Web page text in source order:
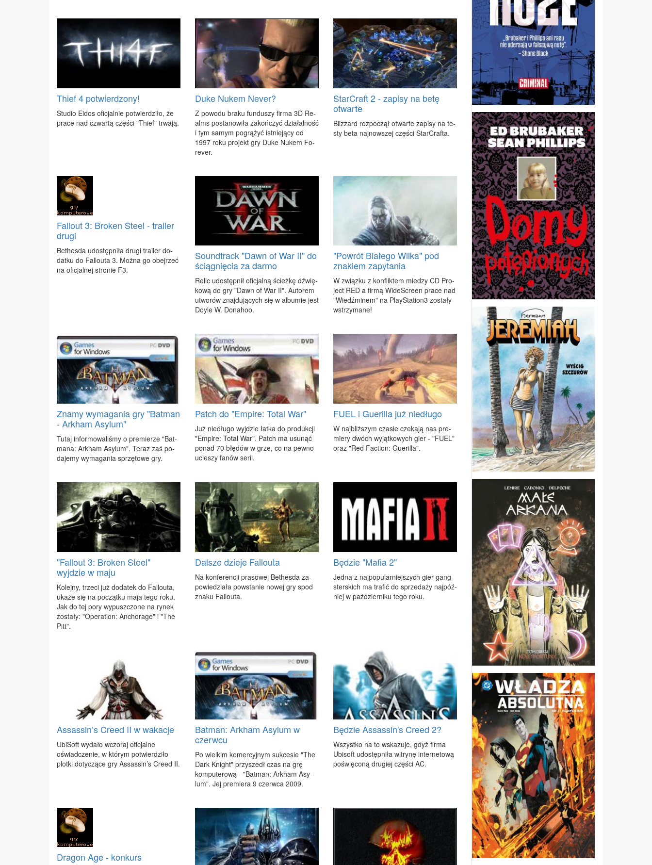
Thief 4 potwierdzony!
Stu­dio Eidos ofi­cjal­nie po­twier­dzi­ło, że
pra­ce nad czwar­tą czę­ści "Thief" trwa­ją.
Duke Nukem Never?
Z po­wo­du bra­ku fun­du­szy fir­ma 3D Re­
alms po­sta­no­wi­ła za­koń­czyć dzia­łal­ność
i tym sa­mym po­grą­żyć ist­nie­ją­cy od
1997 ro­ku pro­jekt gry Du­ke Nu­kem Fo­
re­ver.
StarCraft 2 - zapisy na betę
otwarte
Bliz­zard roz­po­czął otwar­te za­pi­sy na te­
sty be­ta naj­now­szej czę­ści Star­Cra­fta.
Fallout 3: Broken Steel - trailer
drugi
Be­thes­da udo­stęp­ni­ła dru­gi tra­iler do­
dat­ku do Fal­lo­uta 3. Moż­na go obej­rzeć
na ofi­cjal­nej stro­nie F3.
Soundtrack "Dawn of War II" do
ściągnięcia za darmo
Re­lic udo­stęp­nił ofi­cjal­ną ścież­kę dźwię­
ko­wą do gry "Dawn of War II". Au­to­rem
utwo­rów znaj­du­ją­cych się w al­bu­mie jest
Doy­le W. Do­na­hoo.
"Powrót Białego Wilka" pod
znakiem zapytania
W związ­ku z kon­flik­tem mie­dzy CD Pro­
ject RED a fir­mą Wi­de­Scre­en pra­ce nad
"Wiedź­mi­nem" na Play­Sta­tio­n3 zo­sta­ły
wstrzy­ma­ne!
Znamy wymagania gry "Batman
- Arkham Asylum"
Tu­taj in­for­mo­wa­li­śmy o pre­mie­rze "Bat­
ma­na: Ar­kham Asy­lum". Te­raz zaś po­
da­je­my wy­ma­ga­nia sprzę­to­we gry.
Patch do "Empire: Total War"
Już nie­dłu­go wyj­dzie łat­ka do pro­duk­cji
"Em­pi­re: To­tal War". Patch ma usu­nąć
po­nad 70 błę­dów w grze, co na pew­no
ucie­szy fa­nów se­rii.
FUEL i Guerilla już niedługo
W naj­bliż­szym cza­sie cze­ka­ją nas pre­
mie­ry dwóch wy­jąt­ko­wych gier - "FU­EL"
oraz "Red Fac­tion: Gu­eril­la".
"Fallout 3: Broken Steel"
wyjdzie w maju
Ko­lej­ny, trze­ci już do­da­tek do Fal­lo­uta,
uka­że się na po­cząt­ku ma­ja te­go ro­ku.
Jak do tej po­ry wy­pusz­czo­ne na ry­nek
zo­sta­ły: "Ope­ra­tion: An­cho­ra­ge" i "The
Pitt".
Dalsze dzieje Fallouta
Na kon­fe­ren­cji pra­so­wej Be­thes­da za­
po­wie­dzia­ła po­wsta­nie no­wej gry spod
zna­ku Fal­lo­uta.
Będzie "Mafia 2"
Jed­na z naj­po­pu­lar­niej­szych gier gang­
ster­skich ma tra­fić do sprze­da­ży naj­póź­
niej w paź­dzier­ni­ku te­go ro­ku.
Assassin’s Creed II w wakacje
Ubi­Soft wy­da­ło wczo­raj ofi­cjal­ne
oświad­cze­nie, w któ­rym po­twier­dzi­ło
plot­ki do­ty­czą­ce gry As­sas­sin’s Cre­ed II.
Batman: Arkham Asylum w
czerwcu
Po wiel­kim ko­mer­cyj­nym suk­ce­sie "The
Dark Kni­ght" przy­szedł czas na grę
kom­pu­te­ro­wą - "Bat­man: Ar­kham Asy­
lum". Jej pre­mie­ra 9 czerw­ca 2009.
Będzie Assassin's Creed 2?
Wszyst­ko na to wska­zu­je, gdyż fir­ma
Ubi­soft udo­stęp­ni­ła wi­try­nę in­ter­ne­to­wą
po­świę­co­ną dru­giej czę­ści AC.
Dragon Age - konkurs